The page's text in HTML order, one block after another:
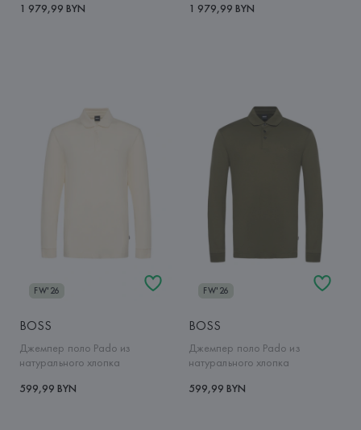
1 979,99 BYN 1 979,99 BYN
FW'26
BOSS
Джемпер поло Pado из
натурального хлопка
599,99 BYN
FW'26
BOSS
Джемпер поло Pado из
натурального хлопка
599,99 BYN